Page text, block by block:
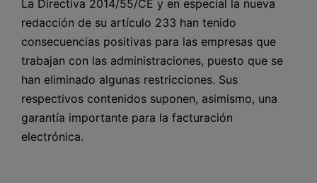
La Directiva 2014/55/CE y en especial la nueva
redacción de su artículo 233 han tenido
consecuencias positivas para las empresas que
trabajan con las administraciones, puesto que se
han eliminado algunas restricciones. Sus
respectivos contenidos suponen, asimismo, una
garantía importante para la facturación
electrónica.